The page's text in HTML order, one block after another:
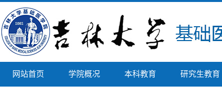
网站首页 学院概况 本科教育 研究生教育